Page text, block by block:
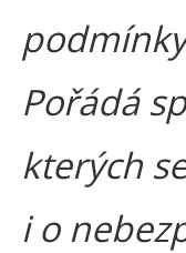
Pořádá
kterých
i o